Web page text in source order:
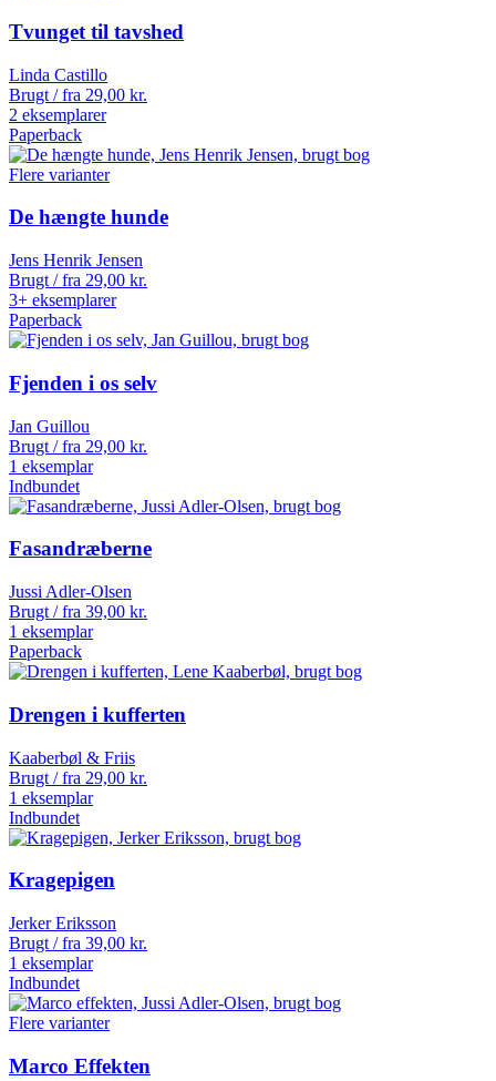
Tvunget til tavshed
Linda Castillo
Brugt / fra 29,00 kr.
2 eksemplarer
Paperback
Flere varianter
De hængte hunde
Jens Henrik Jensen
Brugt / fra 29,00 kr.
3+ eksemplarer
Paperback
Fjenden i os selv
Jan Guillou
Brugt / fra 29,00 kr.
1 eksemplar
Indbundet
Fasandræberne
Jussi Adler-Olsen
Brugt / fra 39,00 kr.
1 eksemplar
Paperback
Drengen i kufferten
Kaaberbøl & Friis
Brugt / fra 29,00 kr.
1 eksemplar
Indbundet
Kragepigen
Jerker Eriksson
Brugt / fra 39,00 kr.
1 eksemplar
Indbundet
Flere varianter
Marco Effekten